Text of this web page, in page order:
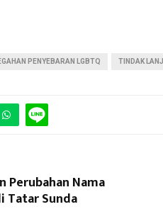
PENYEBARAN LGBTQ TINDAK
Perubahan Nama
Tatar Sunda